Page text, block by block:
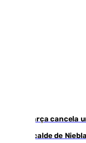
El Barça cancela
El acalde de